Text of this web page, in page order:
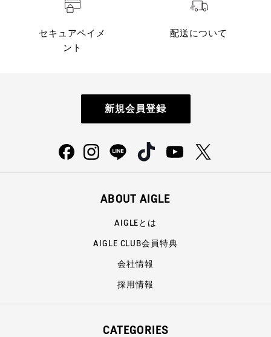
セキュアペイメ
ント
配送について
新規会員登録
ABOUT AIGLE
AIGLEとは
AIGLE CLUB会員特典
会社情報
採用情報
CATEGORIES